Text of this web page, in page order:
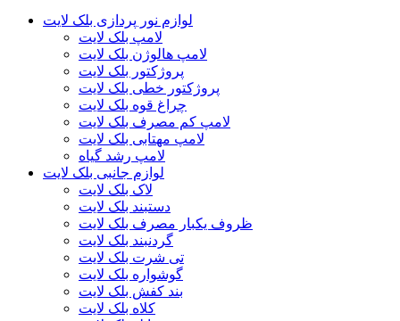
لوازم نور پردازی بلک لایت
لامپ بلک لایت
لامپ هالوژن بلک لایت
پروژکتور بلک لایت
پروژکتور خطی بلک لایت
چراغ قوه بلک لایت
لامپ کم مصرف بلک لایت
لامپ مهتابی بلک لایت
لامپ رشد گیاه
لوازم جانبی بلک لایت
لاک بلک لایت
دستبند بلک لایت
ظروف یکبار مصرف بلک لایت
گردنبند بلک لایت
تی شرت بلک لایت
گوشواره بلک لایت
بند کفش بلک لایت
کلاه بلک لایت